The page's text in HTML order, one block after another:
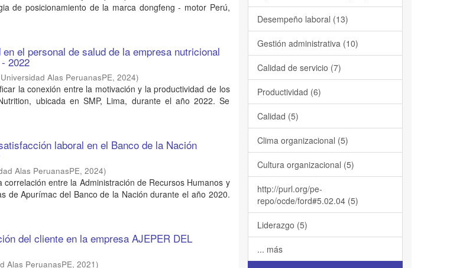
de posicionamiento de la marca dongfeng - motor Perú,
el personal de salud de la empresa nutricional
2022
Universidad Alas PeruanasPE,2024)
la conexión entre la motivación y la productividad de los
ubicada en SMP, Lima, durante el año 2022. Se
laboral en el Banco de la Nación
Alas PeruanasPE,2024)
entre la Administración de Recursos Humanos y
de Apurímac del Banco de la Nación durante el año 2020.
del cliente en la empresa AJEPER DEL
Alas PeruanasPE,2021)
Desempeño laboral (13)
Gestión administrativa (10)
Calidad de servicio (7)
Productividad (6)
Calidad (5)
Clima organizacional (5)
Cultura organizacional (5)
http://purl.org/pe-
repo/ocde/ford#5.02.04 (5)
Liderazgo (5)
... más